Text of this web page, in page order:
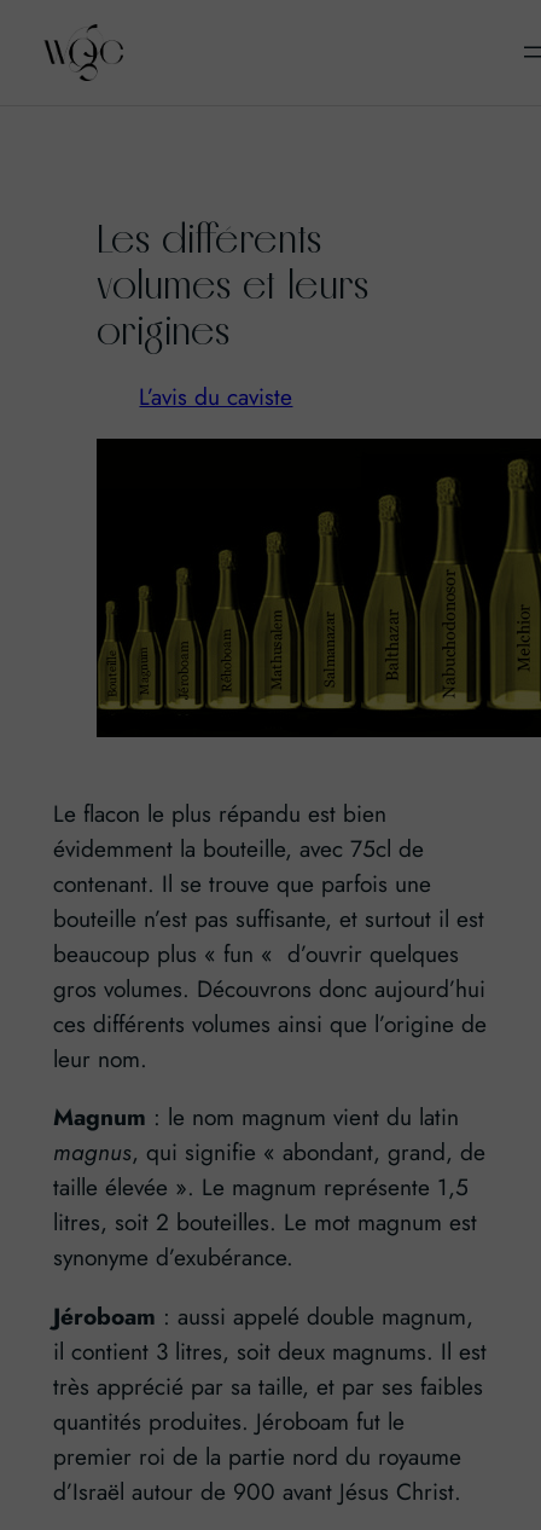
Les différents
volumes et leurs
origines
L’avis du caviste
Le flacon le plus répandu est bien
évidemment la bouteille, avec 75cl de
contenant. Il se trouve que parfois une
bouteille n’est pas suffisante, et surtout il est
beaucoup plus « fun « d’ouvrir quelques
gros volumes. Découvrons donc aujourd’hui
ces différents volumes ainsi que l’origine de
leur nom.
Magnum : le nom magnum vient du latin
magnus, qui signifie « abondant, grand, de
taille élevée ». Le magnum représente 1,5
litres, soit 2 bouteilles. Le mot magnum est
synonyme d’exubérance.
Jéroboam : aussi appelé double magnum,
il contient 3 litres, soit deux magnums. Il est
très apprécié par sa taille, et par ses faibles
quantités produites. Jéroboam fut le
premier roi de la partie nord du royaume
d’Israël autour de 900 avant Jésus Christ.